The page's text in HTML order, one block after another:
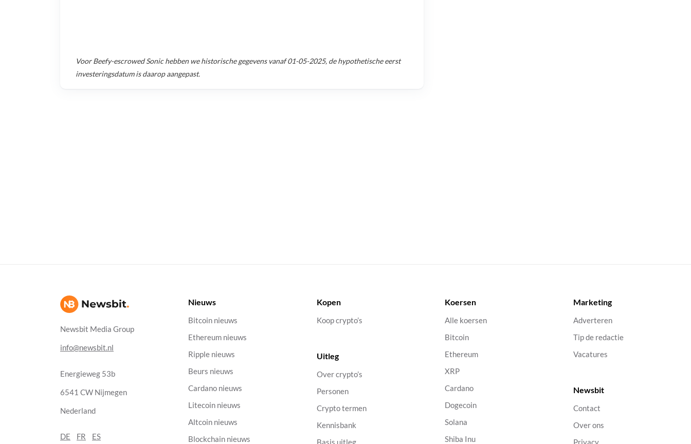
VoorBeefy-escrowed Sonichebben we historische gegevens vanaf01-05-2025, de hypothetische eerst
investeringsdatum is daarop aangepast.
Newsbit Media Group
info@newsbit.nl
Energieweg 53b
6541 CW Nijmegen
Nederland
DE FR ES
Nieuws
Bitcoin nieuws
Ethereum nieuws
Ripple nieuws
Beurs nieuws
Cardano nieuws
Litecoin nieuws
Altcoin nieuws
Blockchain nieuws
Kopen
Koop crypto’s
Uitleg
Over crypto’s
Personen
Crypto termen
Kennisbank
Basis uitleg
Koersen
Alle koersen
Bitcoin
Ethereum
XRP
Cardano
Dogecoin
Solana
Shiba Inu
Marketing
Adverteren
Tip de redactie
Vacatures
Newsbit
Contact
Over ons
Privacy